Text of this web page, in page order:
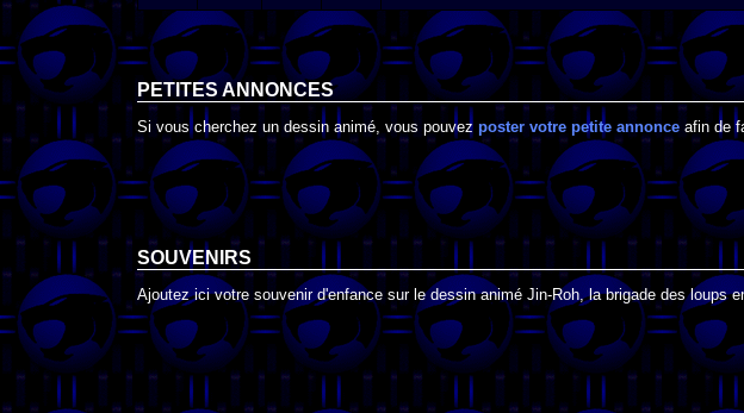
PETITES ANNONCES
Si vous cherchez un dessin animé, vous pouvez poster votre petite annonce afin de
SOUVENIRS
Ajoutez ici votre souvenir d'enfance sur le dessin animé Jin-Roh, la brigade des loups